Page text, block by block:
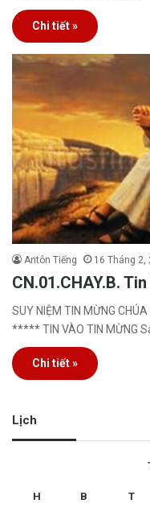
Chi tiết »
Antôn Tiếng 16 Tháng 2,
CN.01.CHAY.B.
SUY NIỆM TIN MỪNG
***** TIN VÀO TIN MỪNG
Chi tiết »
Lịch
H B T